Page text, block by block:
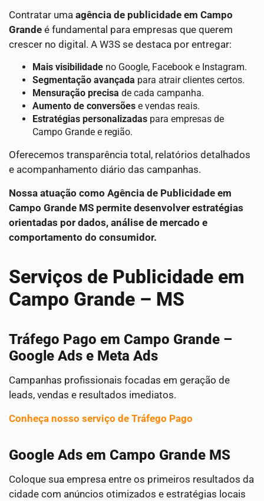
Contratar uma agência de publicidade em Campo
Grande é fundamental para empresas que querem
crescer no digital. A W3S se destaca por entregar:
Mais visibilidade no Google, Facebook e Instagram.
Segmentação avançada para atrair clientes certos.
Mensuração precisa de cada campanha.
Aumento de conversões e vendas reais.
Estratégias personalizadas para empresas de
Campo Grande e região.
Oferecemos transparência total, relatórios detalhados
e acompanhamento diário das campanhas.
Nossa atuação como Agência de Publicidade em
Campo Grande MS permite desenvolver estratégias
orientadas por dados, análise de mercado e
comportamento do consumidor.
Serviços de Publicidade em
Campo Grande – MS
Tráfego Pago em Campo Grande –
Google Ads e Meta Ads
Campanhas profissionais focadas em geração de
leads, vendas e resultados imediatos.
Conheça nosso serviço de Tráfego Pago
Google Ads em Campo Grande MS
Coloque sua empresa entre os primeiros resultados da
cidade com anúncios otimizados e estratégias locais